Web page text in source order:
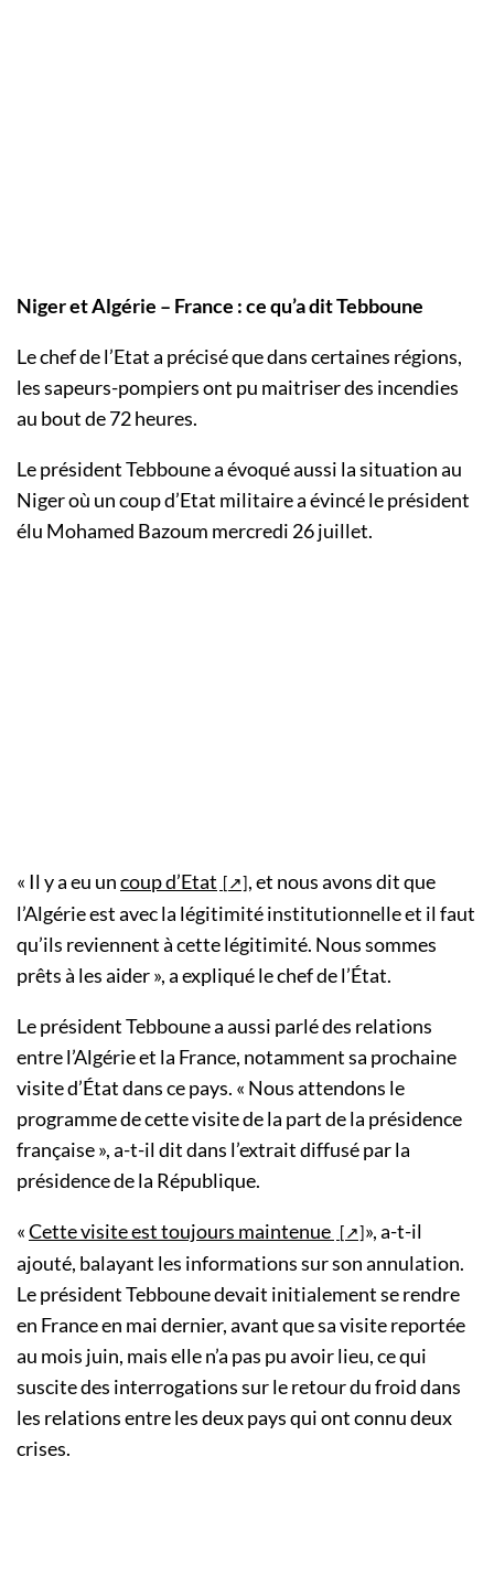
Niger et Algérie – France : ce qu’a dit Tebboune
Le chef de l’Etat a précisé que dans certaines régions,
les sapeurs-pompiers ont pu maitriser des incendies
au bout de 72 heures.
Le président Tebboune a évoqué aussi la situation au
Niger où un coup d’Etat militaire a évincé le président
élu Mohamed Bazoum mercredi 26 juillet.
« Il y a eu uncoup d’Etat
, et nous avons dit que
l’Algérie est avec la légitimité institutionnelle et il faut
qu’ils reviennent à cette légitimité. Nous sommes
prêts à les aider », a expliqué le chef de l’État.
Le président Tebboune a aussi parlé des relations
entre l’Algérie et la France, notamment sa prochaine
visite d’État dans ce pays. « Nous attendons le
programme de cette visite de la part de la présidence
française », a-t-il dit dans l’extrait diffusé par la
présidence de la République.
«Cette visite est toujours maintenue
», a-t-il
ajouté, balayant les informations sur son annulation.
Le président Tebboune devait initialement se rendre
en France en mai dernier, avant que sa visite reportée
au mois juin, mais elle n’a pas pu avoir lieu, ce qui
suscite des interrogations sur le retour du froid dans
les relations entre les deux pays qui ont connu deux
crises.